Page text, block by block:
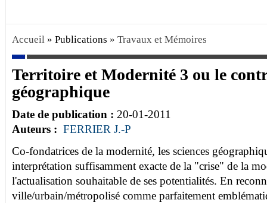
Accueil » Publications » Travaux et Mémoires
Territoire et Modernité 3 ou le
géographique
Date de publication : 20-01-2011
Auteurs : FERRIER J.-P
Co-fondatrices de la modernité, les sciences
interprétation suffisamment exacte de la "crise" de la
l'actualisation souhaitable de ses potentialités. En
ville/urbain/métropolisé comme parfaitement